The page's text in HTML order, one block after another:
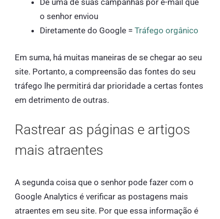
De uma de suas campanhas por e-mail que
o senhor enviou
Diretamente do Google = Tráfego orgânico
Em suma, há muitas maneiras de se chegar ao seu
site. Portanto, a compreensão das fontes do seu
tráfego lhe permitirá dar prioridade a certas fontes
em detrimento de outras.
Rastrear as páginas e artigos
mais atraentes
A segunda coisa que o senhor pode fazer com o
Google Analytics é verificar as postagens mais
atraentes em seu site. Por que essa informação é